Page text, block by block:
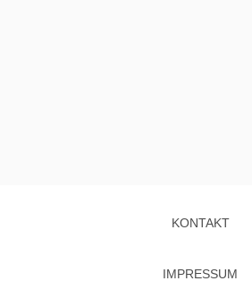
KONTAKT
IMPRESSUM